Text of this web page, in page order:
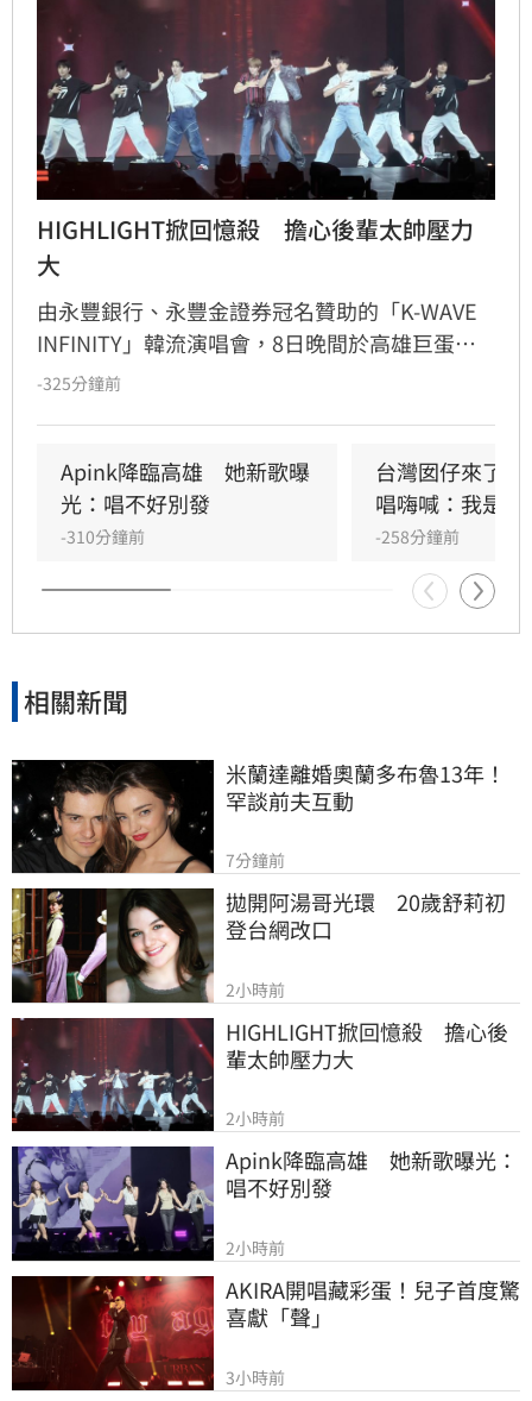
HIGHLIGHT掀回憶殺　擔心後輩太帥壓力
大
由永豐銀行、永豐金證券冠名贊助的「K-WAVE
INFINITY」韓流演唱會，8日晚間於高雄巨蛋熱
力開唱，集結NEWBEAT、FLARE U、CRAVITY、
熱情應援，尖叫與歡呼聲一路未停，最後由
HIGHLIGHT壓軸接管舞台，將現場氣氛推向最高
潮。
-325分鐘前
Apink降臨高雄　她新歌曝
光：唱不好別發
-310分鐘前
台灣囡仔來了
唱嗨喊：我是誰
-258分鐘前
相關新聞
米蘭達離婚奧蘭多布魯13年！
罕談前夫互動
7分鐘前
拋開阿湯哥光環　20歲舒莉初
登台網改口
2小時前
HIGHLIGHT掀回憶殺　擔心後
輩太帥壓力大
2小時前
Apink降臨高雄　她新歌曝光：
唱不好別發
2小時前
AKIRA開唱藏彩蛋！兒子首度驚
喜獻「聲」
3小時前